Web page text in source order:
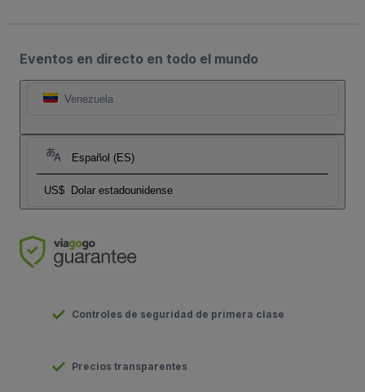
Eventos en directo en todo el mundo
Venezuela
Español (ES)
US$ Dolar estadounidense
Controles de seguridad de primera clase
Precios transparentes